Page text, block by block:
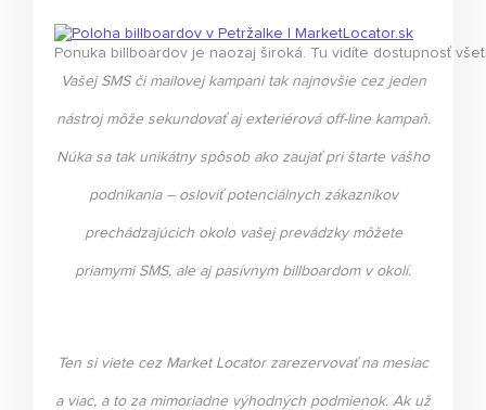
Ponuka billboardov je naozaj široká. Tu vidíte dostupnosť
Vašej SMS či mailovej kampani tak najnovšie cez jeden
nástroj môže sekundovať aj exteriérová off-line kampaň.
Núka sa tak unikátny spôsob ako zaujať pri štarte vášho
podnikania – osloviť potenciálnych zákazníkov
prechádzajúcich okolo vašej prevádzky môžete
priamymi SMS, ale aj pasívnym billboardom v okolí.
Ten si viete cez Market Locator zarezervovať na mesiac
a viac, a to za mimoriadne výhodných podmienok. Ak už